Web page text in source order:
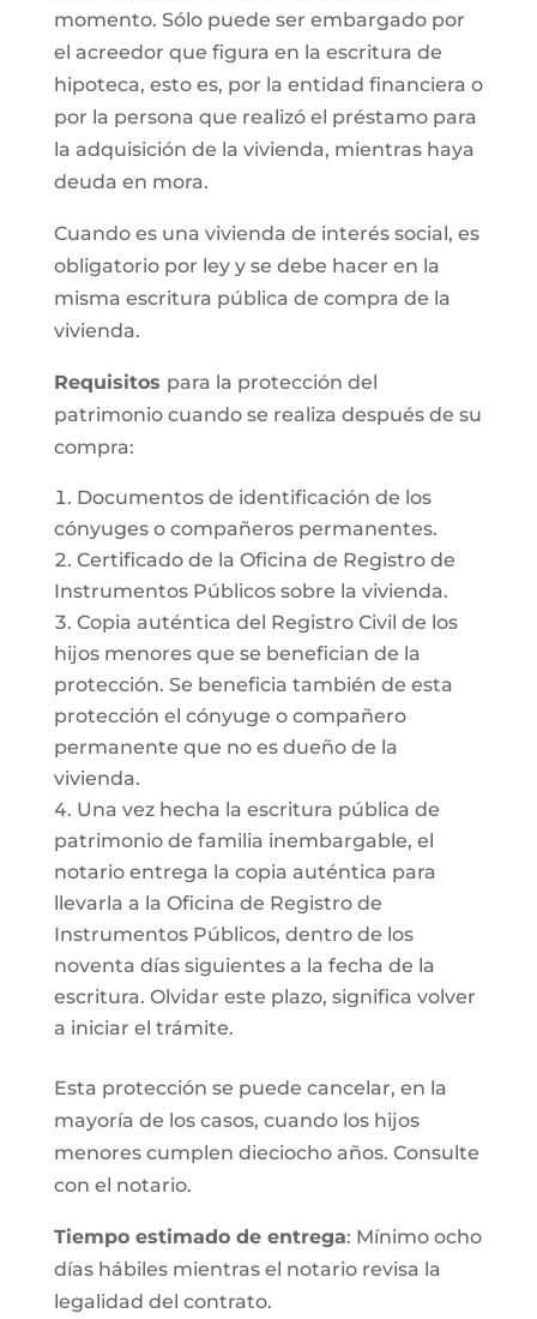
momento. Sólo puede ser embargado por
el acreedor que figura en la escritura de
hipoteca, esto es, por la entidad financiera o
por la persona que realizó el préstamo para
la adquisición de la vivienda, mientras haya
deuda en mora.
Cuando es una vivienda de interés social, es
obligatorio por ley y se debe hacer en la
misma escritura pública de compra de la
vivienda.
Requisitos para la protección del
patrimonio cuando se realiza después de su
compra:
Documentos de identificación de los
cónyuges o compañeros permanentes.
Certificado de la Oficina de Registro de
Instrumentos Públicos sobre la vivienda.
Copia auténtica del Registro Civil de los
hijos menores que se benefician de la
protección. Se beneficia también de esta
protección el cónyuge o compañero
permanente que no es dueño de la
vivienda.
Una vez hecha la escritura pública de
patrimonio de familia inembargable, el
notario entrega la copia auténtica para
llevarla a la Oficina de Registro de
Instrumentos Públicos, dentro de los
noventa días siguientes a la fecha de la
escritura. Olvidar este plazo, significa volver
a iniciar el trámite.
Esta protección se puede cancelar, en la
mayoría de los casos, cuando los hijos
menores cumplen dieciocho años. Consulte
con el notario.
Tiempo estimado de entrega: Mínimo ocho
días hábiles mientras el notario revisa la
legalidad del contrato.